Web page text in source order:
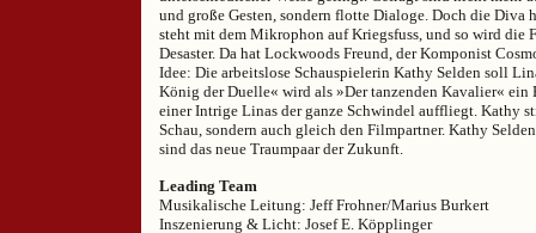
und große Gesten, sondern flotte Dialoge. Doch die Diva
steht mit dem Mikrophon auf Kriegsfuss, und so wird die
Desaster. Da hat Lockwoods Freund, der Komponist
Idee: Die arbeitslose Schauspielerin Kathy Selden soll
König der Duelle« wird als »Der tanzenden Kavalier« ein
einer Intrige Linas der ganze Schwindel auffliegt. Kathy
Schau, sondern auch gleich den Filmpartner. Kathy
sind das neue Traumpaar der Zukunft.
Leading Team
Musikalische Leitung: Jeff Frohner/Marius Burkert
Inszenierung & Licht: Josef E. Köpplinger